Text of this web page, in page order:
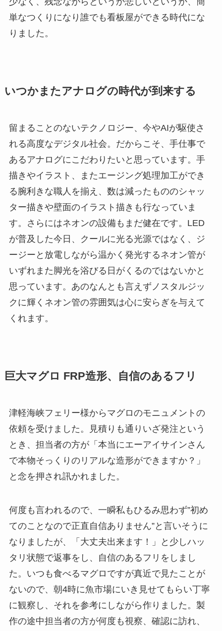
単なつくりになり誰でも看板屋ができる時代にな
りました。
いつかまたアナログの時代が到来する
留まることのないテクノロジー、今やAIが駆使さ
れる高度なデジタル社会。だからこそ、手仕事で
あるアナログにこだわりたいと思っています。手
描きやイラスト、またエージング処理加工ができ
る腕利きな職人を揃え、数は減ったもののシャッ
ター描きや壁面のイラスト描きも行なっていま
す。さらにはネオンの設備もまだ健在です。LED
が普及した今日、クールに光る光源ではなく、ジ
ージーと放電しながら温かく発光するネオン管が
いずれまた脚光を浴びる日がくるのではないかと
思っています。あのなんとも言えずノスタルジッ
クに輝くネオン管の雰囲気は心に安らぎを与えて
くれます。
巨大マグロ FRP造形、自信のあるフリ
津軽海峡フェリー様からマグロのモニュメントの
依頼を受けました。見積りも通りいざ発注という
とき、担当者の方が「本当にエーアイサインさん
で本物そっくりのリアルな造形ができますか？」
と念を押され訊かれました。
何度も言われるので、一瞬私もひるみ思わず”初め
てのことなので正直自信ありません”と言いそうに
なりましたが、「大丈夫出来ます！」と少しハッ
タリ状態で返事をし、自信のあるフリをしまし
た。いつも食べるマグロですが真近で見たことが
ないので、朝4時に魚市場にいき見せてもらい丁寧
に観察し、それを参考にしながら作りました。製
作の途中担当者の方が何度も視察、確認に訪れ、